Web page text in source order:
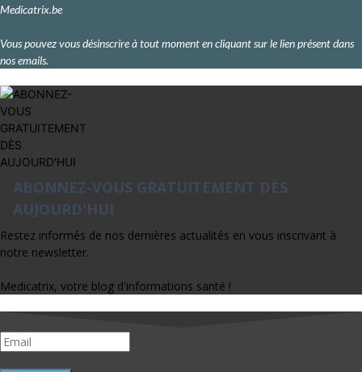
Medicatrix.be
Vous pouvez vous désinscrire à tout moment en cliquant sur le lien présent dans
nos emails.
ABONNEZ-VOUS GRATUITEMENT DÈS
AUJOURD'HUI
Restez informés de nos dernières actualités en vous inscrivant à
notre newsletter.
Medicatrix, votre blog d'informations santé !